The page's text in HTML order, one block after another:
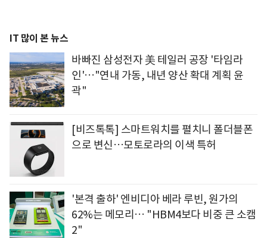
IT 많이 본 뉴스
바빠진 삼성전자 美 테일러 공장 '타임라
인'…"연내 가동, 내년 양산 확대 계획 윤
곽"
[비즈톡톡] 스마트워치를 펼치니 폴더블폰
으로 변신…모토로라의 이색 특허
'본격 출하' 엔비디아 베라 루빈, 원가의
62%는 메모리… "HBM4보다 비중 큰 소캠
2"